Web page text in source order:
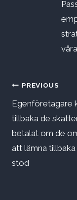
PREVIOUS
Egenföretagare
tillbaka de
betalat om de
att lämna
stöd